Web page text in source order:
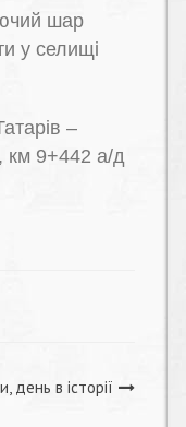
шар
у селищі
–
км 9+442 а/д
день в історії